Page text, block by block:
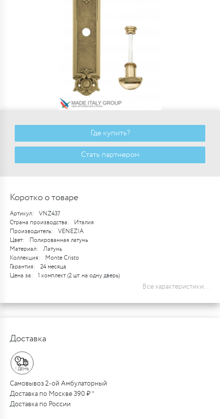
Где купить?
Стать партнером
Коротко о товаре
Артикул:
VNZ437
Страна производства:
Италия
Производитель:
VENEZIA
Цвет:
Полированная латунь
Материал:
Латунь
Коллекция:
Monte Cristo
Гарантия:
24 месяца
Цена за:
1 комплект (2 шт. на одну дверь)
Все характеристики...
Доставка
Самовывоз 2-ой Амбулаторный
Доставка по Москве 390 ₽ *
Доставка по России